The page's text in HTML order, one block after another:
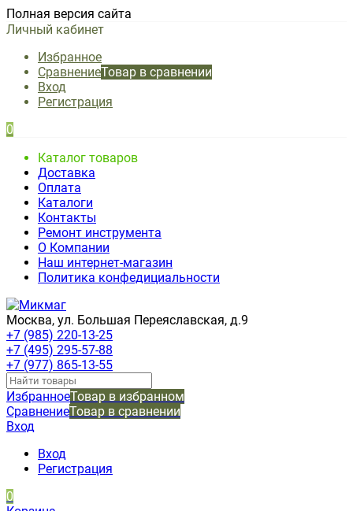
Полная версия сайта
Личный кабинет
Избранное
СравнениеТовар в сравнении
Вход
Регистрация
0
Каталог товаров
Доставка
Оплата
Каталоги
Контакты
Ремонт инструмента
О Компании
Наш интернет-магазин
Политика конфедициальности
Москва, ул. Большая Переяславская, д.9
+7 (985) 220-13-25
+7 (495) 295-57-88
+7 (977) 865-13-55
ИзбранноеТовар в избранном
СравнениеТовар в сравнении
Вход
Вход
Регистрация
0